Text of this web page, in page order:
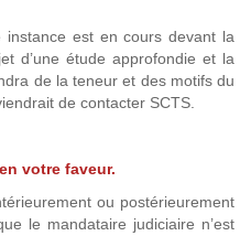
est en cours devant la
d’une étude approfondie et la
de la teneur et des motifs du
de contacter SCTS.
votre faveur.
ou postérieurement
le mandataire judiciaire n’est